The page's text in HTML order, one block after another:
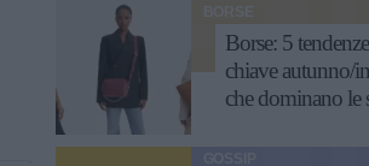
BORSE
Borse: 5 tendenze
chiave autunno/
che dominano le